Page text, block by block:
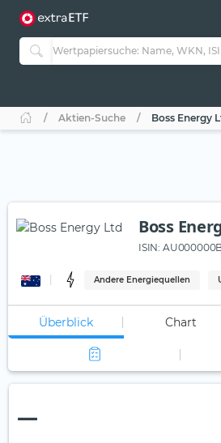
Aktien-Suche Boss Energy
Boss
ISIN:
Andere Energiequellen
Überblick Chart
—